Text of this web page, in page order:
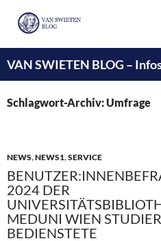
VAN SWIETEN BLOG –
INHALT
SPRINGEN
Schlagwort-Archiv: Umfrage
NEWS,NEWS1,SERVICE
2024 DER
MEDUNI WIEN
BEDIENSTETE